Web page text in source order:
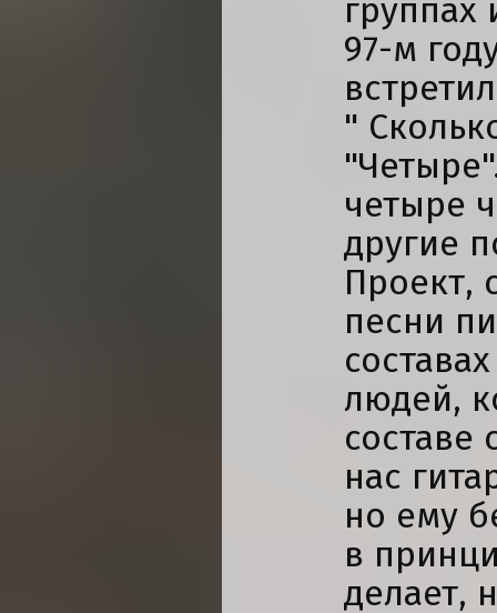
97-м
"
четыре
другие
Проект,
песни
людей,
составе
нас
но ему
в
делает,